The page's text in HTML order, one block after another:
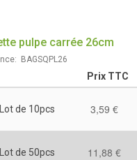
pulpe carrée 26cm
BAGSQPL26
Prix TTC
Lot de 10pcs 3,59 €
Lot de 50pcs 11,88 €